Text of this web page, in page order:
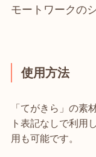
モートワークの
使用方法
「てがきら」の素
ト表記なしで利用
用も可能です。